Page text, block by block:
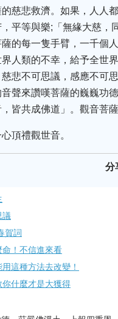
慈悲救濟。如果，人人
平等與樂;「無緣大慈
的每一隻手臂，一千個
人類的不幸，給予全世
悲不可思議，感應不可
聲來讚嘆菩薩的巍巍功
皆共成佛道」。觀音菩
頂禮觀世音。
分
議
賀詞
！不信進來看
這種方法去改變！
你什麼才是大獲得